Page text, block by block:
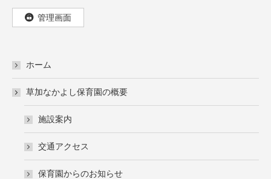
管理画面
ホーム
草加なかよし保育園の概要
施設案内
交通アクセス
保育園からのお知らせ